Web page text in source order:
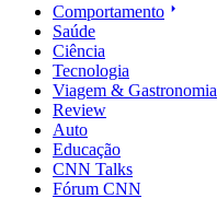
Comportamento
Saúde
Ciência
Tecnologia
Viagem & Gastronomia
Review
Auto
Educação
CNN Talks
Fórum CNN